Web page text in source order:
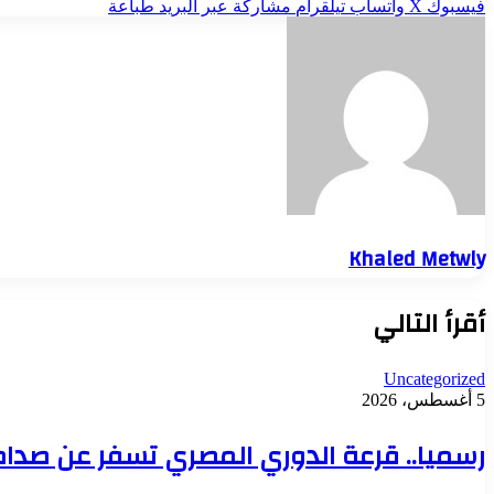
فيسبوك ‫X واتساب تيلقرام مشاركة عبر البريد طباعة
Khaled Metwly
أقرأ التالي
Uncategorized
5 أغسطس، 2026
رسميا.. قرعة الدوري المصري تسفر عن